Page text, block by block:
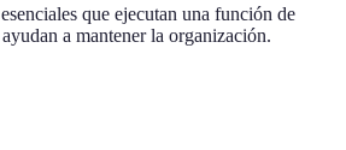
que ejecutan una función de
a mantener la organización.